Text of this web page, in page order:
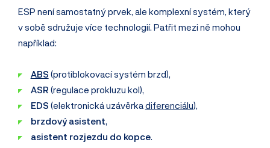
ESP není samostatný prvek, ale komplexní systém, který
v sobě sdružuje více technologií. Patřit mezi ně mohou
například:
ABS (protiblokovací systém brzd),
ASR (regulace prokluzu kol),
EDS (elektronická uzávěrkadiferenciálu),
brzdový asistent,
asistent rozjezdu do kopce.